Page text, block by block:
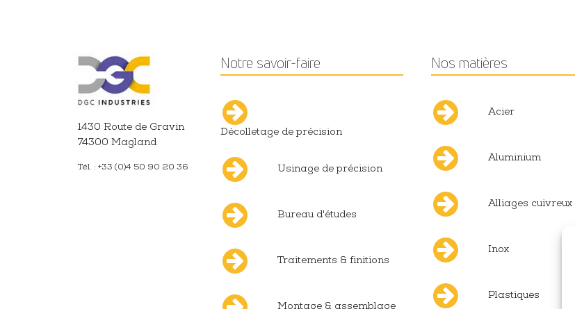
1430 Route de Gravin
74300 Magland
Tél. : +33 (0)4 50 90 20 36
Notre savoir-faire
Décolletage de précision
Usinage de précision
Bureau d'études
Traitements & finitions
Nos matières
Acier
Aluminium
Alliages cuivreux
Inox
Plastiques